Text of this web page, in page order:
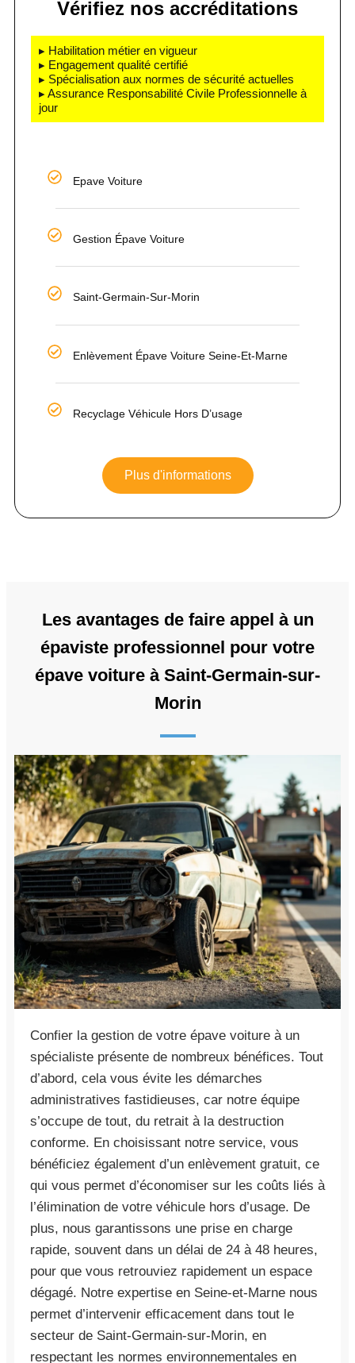
Vérifiez nos accréditations
▸ Habilitation métier en vigueur
▸ Engagement qualité certifié
▸ Spécialisation aux normes de sécurité actuelles
▸ Assurance Responsabilité Civile Professionnelle à
jour
Epave Voiture
Gestion Épave Voiture
Saint-Germain-Sur-Morin
Enlèvement Épave Voiture Seine-Et-Marne
Recyclage Véhicule Hors D’usage
Plus d'informations
Les avantages de faire appel à un
épaviste professionnel pour votre
épave voiture à Saint-Germain-sur-
Morin
Confier la gestion de votre épave voiture à un
spécialiste présente de nombreux bénéfices. Tout
d’abord, cela vous évite les démarches
administratives fastidieuses, car notre équipe
s’occupe de tout, du retrait à la destruction
conforme. En choisissant notre service, vous
bénéficiez également d’un enlèvement gratuit, ce
qui vous permet d’économiser sur les coûts liés à
l’élimination de votre véhicule hors d’usage. De
plus, nous garantissons une prise en charge
rapide, souvent dans un délai de 24 à 48 heures,
pour que vous retrouviez rapidement un espace
dégagé. Notre expertise en Seine-et-Marne nous
permet d’intervenir efficacement dans tout le
secteur de Saint-Germain-sur-Morin, en
respectant les normes environnementales en